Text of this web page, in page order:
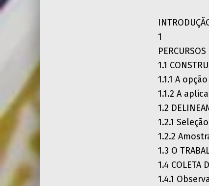
1
1.1
1.1.1 A
1.1.2 A
1.2
1.2.1
1.2.2
1.3 O
1.4 COLETA
1.4.1